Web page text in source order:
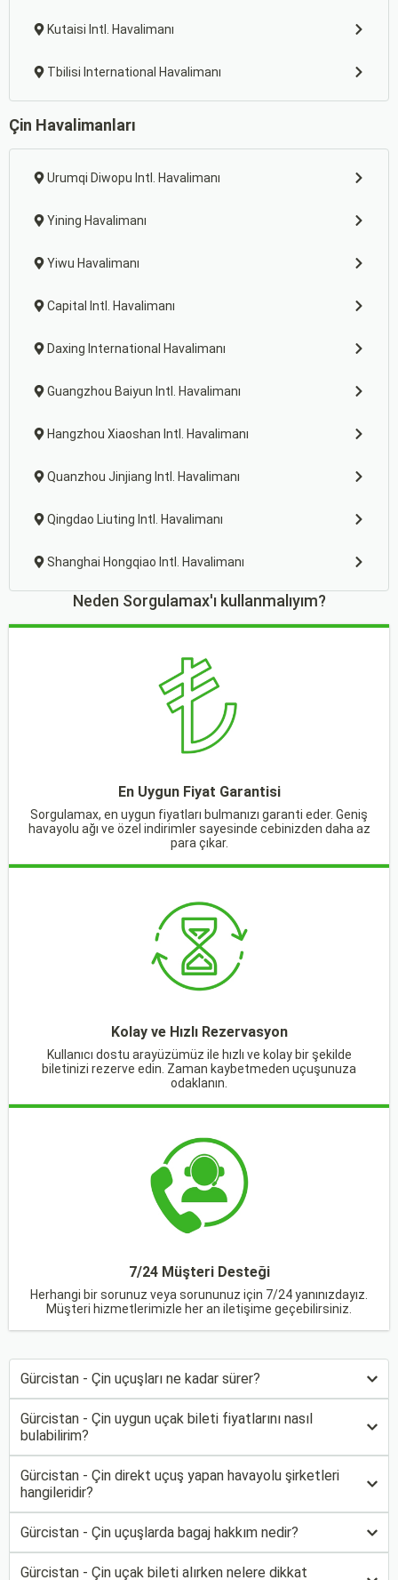
Kutaisi Intl. Havalimanı
Tbilisi International Havalimanı
Çin Havalimanları
Urumqi Diwopu Intl. Havalimanı
Yining Havalimanı
Yiwu Havalimanı
Capital Intl. Havalimanı
Daxing International Havalimanı
Guangzhou Baiyun Intl. Havalimanı
Hangzhou Xiaoshan Intl. Havalimanı
Quanzhou Jinjiang Intl. Havalimanı
Qingdao Liuting Intl. Havalimanı
Shanghai Hongqiao Intl. Havalimanı
Neden Sorgulamax'ı kullanmalıyım?
En Uygun Fiyat Garantisi
Sorgulamax, en uygun fiyatları bulmanızı garanti eder. Geniş
havayolu ağı ve özel indirimler sayesinde cebinizden daha az
para çıkar.
Kolay ve Hızlı Rezervasyon
Kullanıcı dostu arayüzümüz ile hızlı ve kolay bir şekilde
biletinizi rezerve edin. Zaman kaybetmeden uçuşunuza
odaklanın.
7/24 Müşteri Desteği
Herhangi bir sorunuz veya sorununuz için 7/24 yanınızdayız.
Müşteri hizmetlerimizle her an iletişime geçebilirsiniz.
Gürcistan - Çin uçuşları ne kadar sürer?
Gürcistan - Çin uygun uçak bileti fiyatlarını nasıl
bulabilirim?
Gürcistan - Çin direkt uçuş yapan havayolu şirketleri
hangileridir?
Gürcistan - Çin uçuşlarda bagaj hakkım nedir?
Gürcistan - Çin uçak bileti alırken nelere dikkat